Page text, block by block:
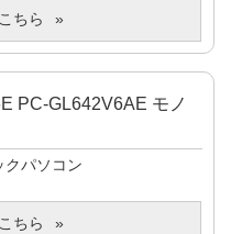
ちら
PC-GL642V6AE モノ
クパソコン
ちら